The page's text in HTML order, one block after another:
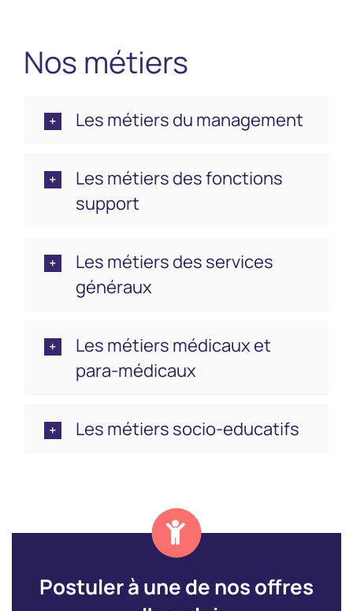
Parutions Presse
Contact
ACCESSIBILITÉ
Nos métiers
Les métiers du management
Les métiers des fonctions
support
Les métiers des services
généraux
Les métiers médicaux et
para-médicaux
Les métiers socio-educatifs
Postuler à une de nos offres